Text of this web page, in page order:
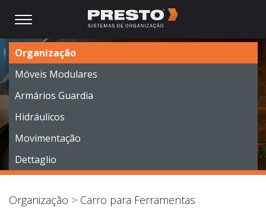
Organização
Móveis Modulares
Armários Guardia
Hidráulicos
Movimentação
Dettaglio
Organização > Carro para Ferramentas